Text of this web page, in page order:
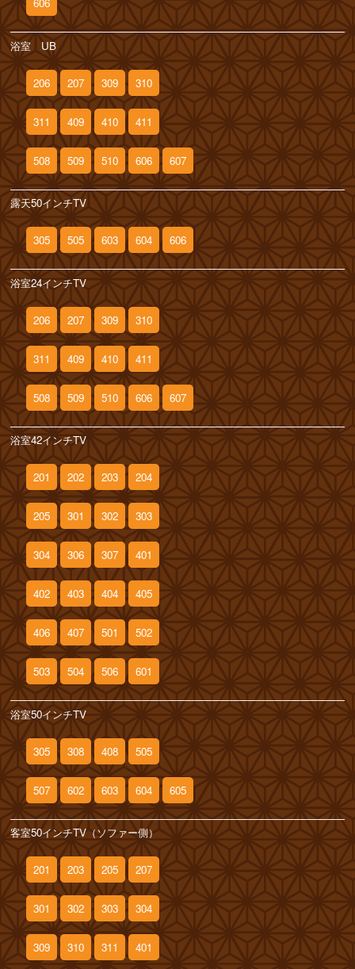
浴室 UB
206 207 309 310
311 409 410 411
508 509 510 606 607
露天50インチTV
305 505 603 604 606
浴室24インチTV
206 207 309 310
311 409 410 411
508 509 510 606 607
浴室42インチTV
201 202 203 204
205 301 302 303
304 306 307 401
402 403 404 405
406 407 501 502
503 504 506 601
浴室50インチTV
305 308 408 505
507 602 603 604 605
客室50インチTV（ソファー側）
201 203 205 207
301 302 303 304
309 310 311 401